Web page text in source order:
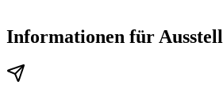
Informationen für